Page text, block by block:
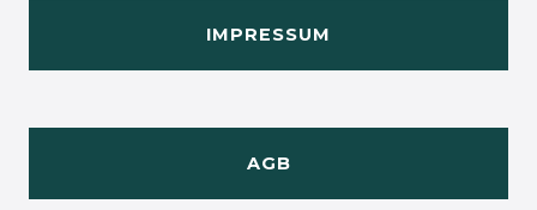
IMPRESSUM
AGB